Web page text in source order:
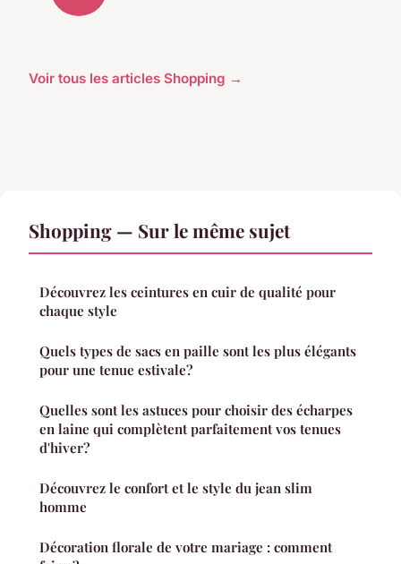
Voir tous les articles Shopping →
Shopping — Sur le même sujet
Découvrez les ceintures en cuir de qualité pour
chaque style
Quels types de sacs en paille sont les plus élégants
pour une tenue estivale?
Quelles sont les astuces pour choisir des écharpes
en laine qui complètent parfaitement vos tenues
d'hiver?
Découvrez le confort et le style du jean slim
homme
Décoration florale de votre mariage : comment